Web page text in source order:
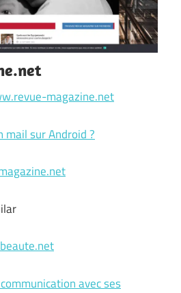
magazine.net
mail sur Android ?
avec ses